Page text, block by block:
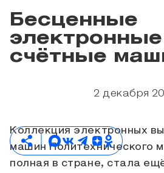
Бесценные
электронные
счётные
2 декабря
Коллекция электронных
машин Политехнического
полная в стране, стала